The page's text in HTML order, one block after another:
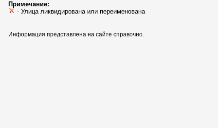
Примечание:
- Улица ликвидирована или переименована
Информация представлена на сайте справочно.